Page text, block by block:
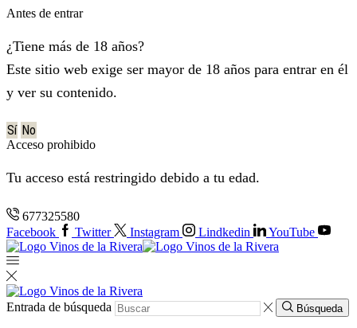
Antes de entrar
¿Tiene más de 18 años?
Este sitio web exige ser mayor de 18 años para entrar en él
y ver su contenido.
Sí No
Acceso prohibido
Tu acceso está restringido debido a tu edad.
677325580
Facebook
Twitter Instagram Lindkedin YouTube
Entrada de búsqueda Búsqueda